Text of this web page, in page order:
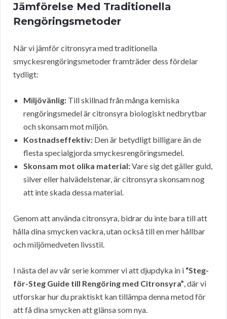
Jämförelse Med Traditionella
Rengöringsmetoder
När vi jämför citronsyra med traditionella
smyckesrengöringsmetoder framträder dess fördelar
tydligt:
Miljövänlig: Till skillnad från många kemiska
rengöringsmedel är citronsyra biologiskt nedbrytbar
och skonsam mot miljön.
Kostnadseffektiv: Den är betydligt billigare än de
flesta specialgjorda smyckesrengöringsmedel.
Skonsam mot olika material:Vare sig det gäller guld,
silver eller halvädelstenar, är citronsyra skonsam nog
att inte skada dessa material.
Genom att använda citronsyra, bidrar du inte bara till att
hålla dina smycken vackra, utan också till en mer hållbar
och miljömedveten livsstil.
I nästa del av vår serie kommer vi att djupdyka in i “Steg-
för-Steg Guide till Rengöring med Citronsyra”, där vi
utforskar hur du praktiskt kan tillämpa denna metod för
att få dina smycken att glänsa som nya.